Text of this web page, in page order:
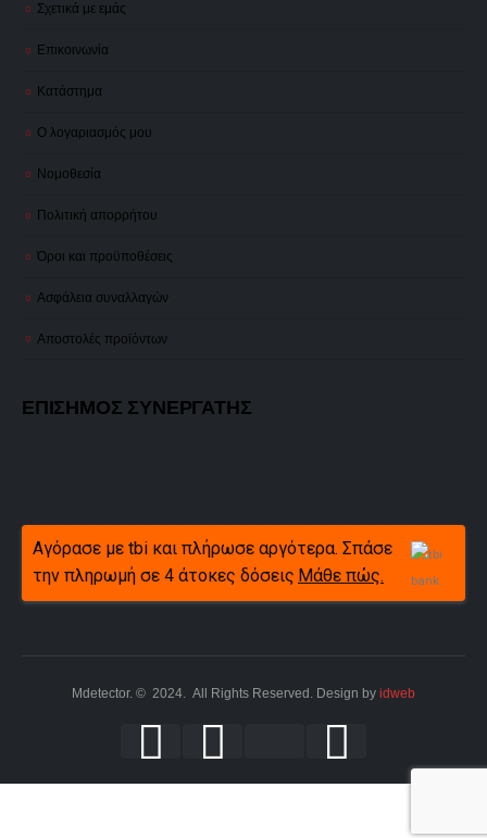
Σχετικά με εμάς
Επικοινωνία
Κατάστημα
Ο λογαριασμός μου
Νομοθεσία
Πολιτική απορρήτου
Όροι και προϋποθέσεις
Ασφάλεια συναλλαγών
Αποστολές προϊόντων
ΕΠΙΣΗΜΟΣ ΣΥΝΕΡΓΑΤΗΣ
Αγόρασε με tbi και πλήρωσε αργότερα. Σπάσε
την πληρωμή σε 4 άτοκες δόσεις Μάθε πώς.
Mdetector. © 2024. All Rights Reserved. Design by idweb